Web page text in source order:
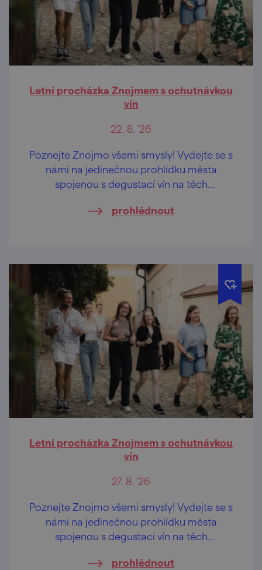
Letní procházka Znojmem s ochutnávkou
vín
22. 8. '26
Poznejte Znojmo všemi smysly! Vydejte se s
námi na jedinečnou prohlídku města
spojenou s degustací vín na těch
prohlédnout
Letní procházka Znojmem s ochutnávkou
vín
27. 8. '26
Poznejte Znojmo všemi smysly! Vydejte se s
námi na jedinečnou prohlídku města
spojenou s degustací vín na těch
prohlédnout